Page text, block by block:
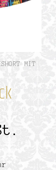
MIT